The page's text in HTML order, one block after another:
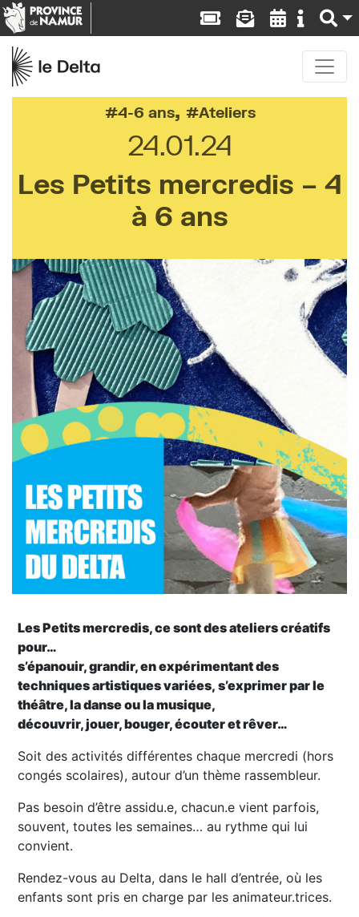
4-6 ans, Ateliers
24.01.24
Les Petits mercredis – 4
à 6 ans
Les Petits mercredis, ce sont des ateliers créatifs
pour…
s’épanouir, grandir, en expérimentant des
techniques artistiques variées, s’exprimer par le
théâtre, la danse ou la musique,
découvrir, jouer, bouger, écouter et rêver…
Soit des activités différentes chaque mercredi (hors
congés scolaires), autour d’un thème rassembleur.
Pas besoin d’être assidu.e, chacun.e vient parfois,
souvent, toutes les semaines… au rythme qui lui
convient.
Rendez-vous au Delta, dans le hall d’entrée, où les
enfants sont pris en charge par les animateur.trices.